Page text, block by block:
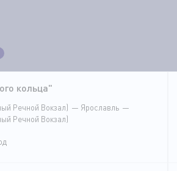
кольца"
Речной Вокзал)
Ярославль
Речной Вокзал)